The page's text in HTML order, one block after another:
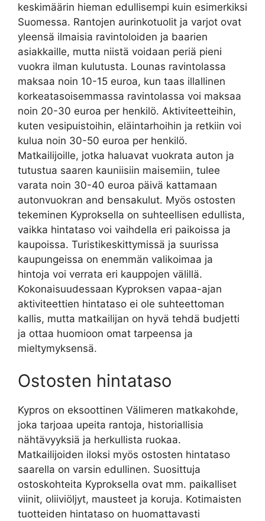
keskimäärin hieman edullisempi kuin esimerkiksi
Suomessa. Rantojen aurinkotuolit ja varjot ovat
yleensä ilmaisia ravintoloiden ja baarien
asiakkaille, mutta niistä voidaan periä pieni
vuokra ilman kulutusta. Lounas ravintolassa
maksaa noin 10-15 euroa, kun taas illallinen
korkeatasoisemmassa ravintolassa voi maksaa
noin 20-30 euroa per henkilö. Aktiviteetteihin,
kuten vesipuistoihin, eläintarhoihin ja retkiin voi
kulua noin 30-50 euroa per henkilö.
Matkailijoille, jotka haluavat vuokrata auton ja
tutustua saaren kauniisiin maisemiin, tulee
varata noin 30-40 euroa päivä kattamaan
autonvuokran and bensakulut. Myös ostosten
tekeminen Kyproksella on suhteellisen edullista,
vaikka hintataso voi vaihdella eri paikoissa ja
kaupoissa. Turistikeskittymissä ja suurissa
kaupungeissa on enemmän valikoimaa ja
hintoja voi verrata eri kauppojen välillä.
Kokonaisuudessaan Kyproksen vapaa-ajan
aktiviteettien hintataso ei ole suhteettoman
kallis, mutta matkailijan on hyvä tehdä budjetti
ja ottaa huomioon omat tarpeensa ja
mieltymyksensä.
Ostosten hintataso
Kypros on eksoottinen Välimeren matkakohde,
joka tarjoaa upeita rantoja, historiallisia
nähtävyyksiä ja herkullista ruokaa.
Matkailijoiden iloksi myös ostosten hintataso
saarella on varsin edullinen. Suosittuja
ostoskohteita Kyproksella ovat mm. paikalliset
viinit, oliiviöljyt, mausteet ja koruja. Kotimaisten
tuotteiden hintataso on huomattavasti